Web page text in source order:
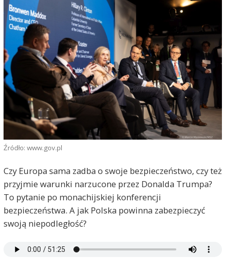
Źródło: www.gov.pl
Czy Europa sama zadba o swoje bezpieczeństwo, czy też
przyjmie warunki narzucone przez Donalda Trumpa?
To pytanie po monachijskiej konferencji
bezpieczeństwa. A jak Polska powinna zabezpieczyć
swoją niepodległość?